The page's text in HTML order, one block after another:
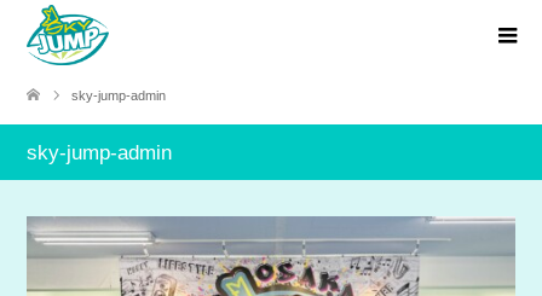
sky-jump-admin
sky-jump-admin